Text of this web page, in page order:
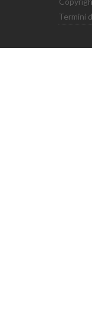
Termini